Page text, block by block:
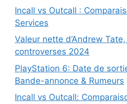
Incall vs Outcall :
Services
Valeur nette d’Andrew
controverses 2024
PlayStation 6: Date de
Bande-annonce & Rumeurs
Incall vs Outcall: